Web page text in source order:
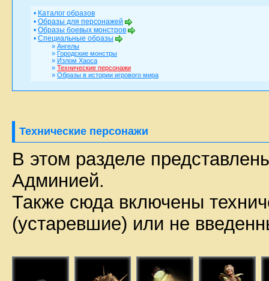
• Каталог образов
• Образы для персонажей
• Образы боевых монстров
• Специальные образы
» Ангелы
» Городские монстры
» Излом Хаоса
» Технические персонажи
» Образы в истории игрового мира
Технические персонажи
В этом разделе
Админией.
Также сюда включены
(устаревшие) или не